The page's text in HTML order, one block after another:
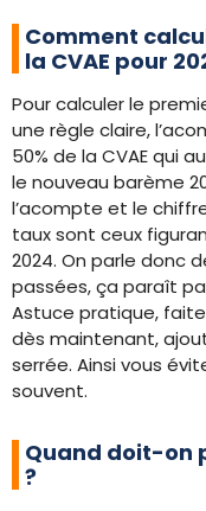
Comment
la CVAE pour
Pour calculer le
une règle claire,
50% de la CVAE qui
le nouveau barème
l’acompte et le
taux sont ceux
2024. On parle donc
passées, ça paraît
Astuce pratique,
dès maintenant,
serrée. Ainsi vous
souvent.
Quand doit-on
?